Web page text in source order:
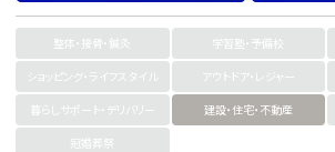
整体・接骨・鍼灸 学習塾・予備校
ショッピング・ライフスタイル
アウトドア・レジャー
暮らしサポート・デリバリー
建設・住宅・不動産
冠婚葬祭